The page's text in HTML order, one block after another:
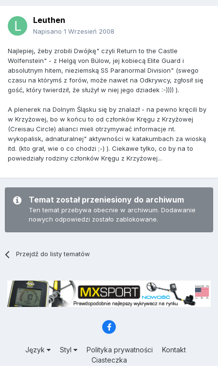
Leuthen
Napisano 1 Wrzesień 2008
Najlepiej, żeby zrobili Dwójkę" czyli Return to the Castle
Wolfenstein" - z Helgą von Bülow, jej kobiecą Elite Guard i
absolutnym hitem, nieziemską SS Paranormal Division" (swego
czasu na którymś z forów, może nawet na Odkrywcy, zgłosił się
gość, który twierdził, że służył w niej jego dziadek :-)))) ).
A plenerek na Dolnym Śląsku się by znalazł - na pewno kręcili by
w Krzyżowej, bo w końcu to od członków Kręgu z Krzyżowej
(Creisau Circle) alianci mieli otrzymywać informacje nt.
wykopalisk, adnaturalnej" aktywności w katakumbach za wioską
itd. (kto grał, wie o co chodzi ;-) ). Ciekawe tylko, co by na to
powiedziały rodziny członków Kręgu z Krzyżowej...
Temat został przeniesiony do archiwum
Ten temat przebywa obecnie w archiwum. Dodawanie
nowych odpowiedzi zostało zablokowane.
Przejdź do listy tematów
Język Styl Polityka prywatności
Kontakt
Ciasteczka